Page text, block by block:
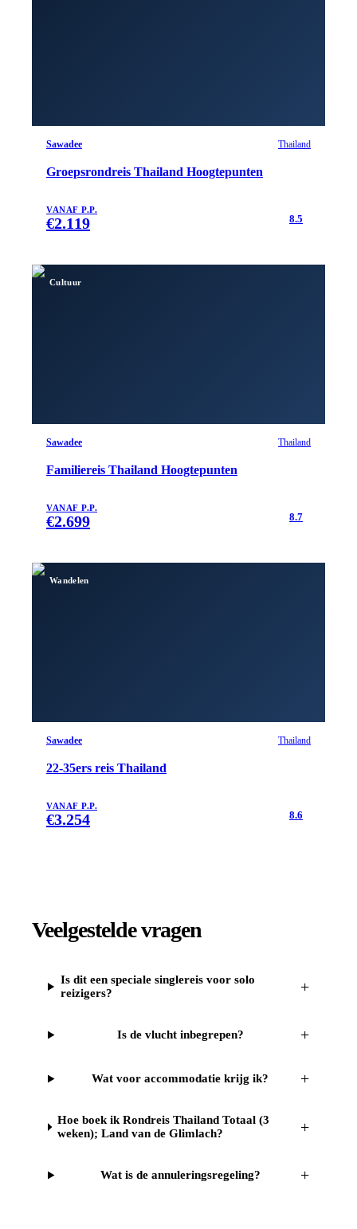
Sawadee Thailand
Groepsrondreis Thailand Hoogtepunten
VANAF P.P.
€2.119 8.5
Cultuur
Sawadee Thailand
Familiereis Thailand Hoogtepunten
VANAF P.P.
€2.699 8.7
Wandelen
Sawadee Thailand
22-35ers reis Thailand
VANAF P.P.
€3.254 8.6
Veelgestelde vragen
Is dit een speciale singlereis voor solo
reizigers?
+
Is de vlucht inbegrepen? +
Wat voor accommodatie krijg ik? +
Hoe boek ik Rondreis Thailand Totaal (3
weken); Land van de Glimlach?
+
Wat is de annuleringsregeling? +